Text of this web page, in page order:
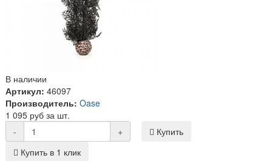
В наличии
Артикул: 46097
Производитель: Oase
1 095 руб за шт.
-
+
Купить
Купить в 1 клик